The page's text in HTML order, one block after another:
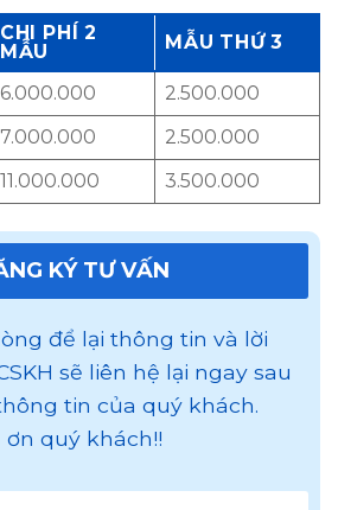
CHI PHÍ 2
MẪU
MẪU THỨ 3
6.000.000
2.500.000
7.000.000
2.500.000
11.000.000 3.500.000
KÝ TƯ VẤN
để lại thông tin và lời
sẽ liên hệ lại ngay sau
tin của quý khách.
quý khách!!